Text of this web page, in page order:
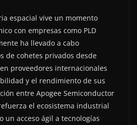
espacial vive un momento
con empresas como PLD
ha llevado a cabo
de cohetes privados desde
proveedores internacionales
y el rendimiento de sus
entre Apogee Semiconductor
el ecosistema industrial
un acceso ágil a tecnologías